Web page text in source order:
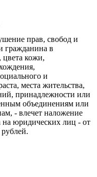
прав, свобод и
гражданина в
цвета кожи,
и
места жительства,
принадлежности или
объединениям или
- влечет наложение
на юридических лиц - от